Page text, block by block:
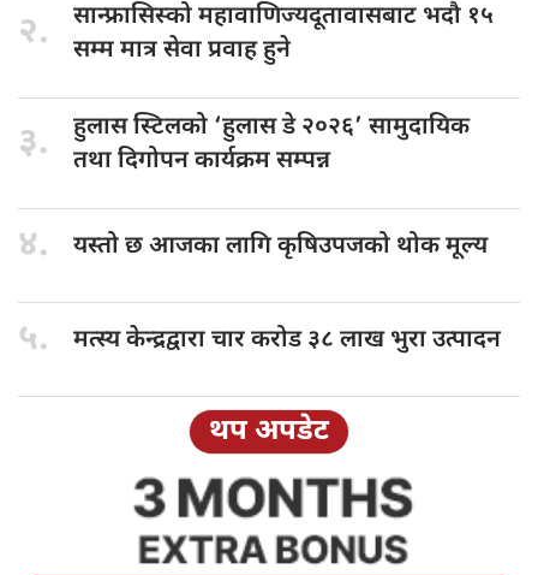
२. सान्फ्रासिस्को महावाणिज्यदूतावासबाट भदौ १५
सम्म मात्र सेवा प्रवाह हुने
३. हुलास स्टिलको ‘हुलास डे २०२६’ सामुदायिक
तथा दिगोपन कार्यक्रम सम्पन्न
४. यस्तो छआजका लागि कृषिउपजको थोक मूल्य
५. मत्स्य केन्द्रद्वाराचार करोड ३८ लाख भुरा उत्पादन
थप अपडेट